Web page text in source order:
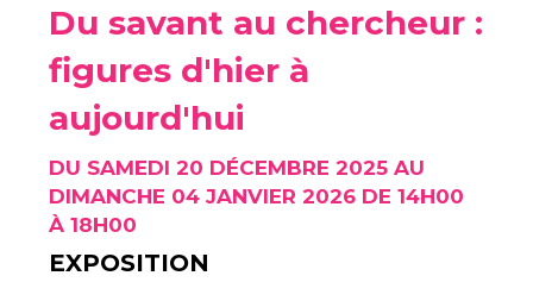
Du savant au chercheur :
figures d'hier à
aujourd'hui
DU SAMEDI 20 DÉCEMBRE 2025 AU
DIMANCHE 04 JANVIER 2026 DE 14H00
À 18H00
EXPOSITION